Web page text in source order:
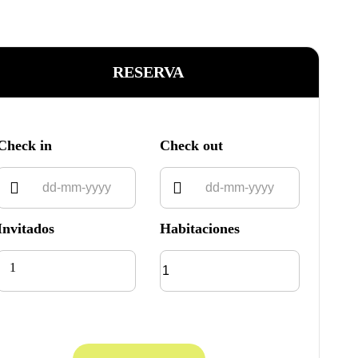
RESERVA
in Check out
1
Habitaciones